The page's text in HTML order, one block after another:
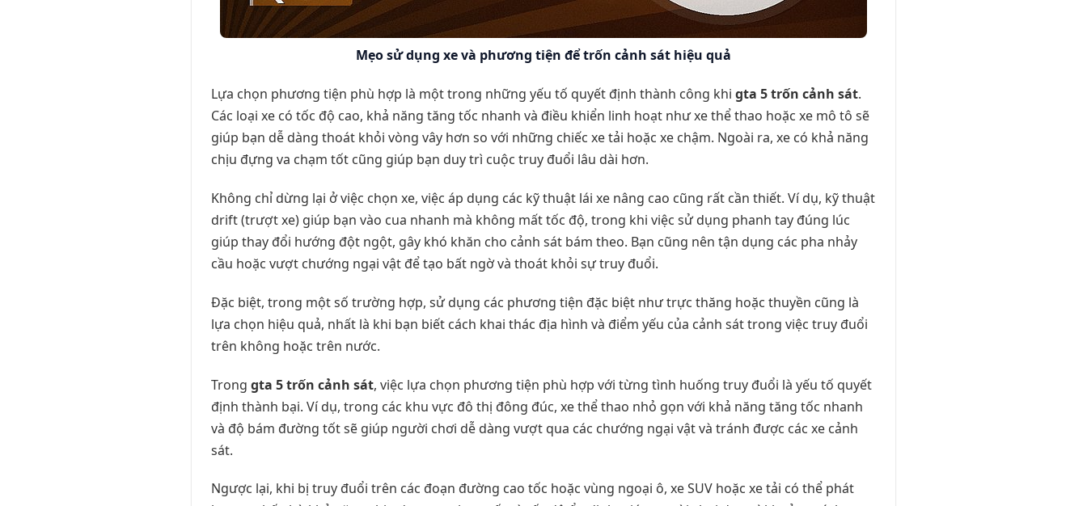
Mẹo sử dụng xe và phương tiện để trốn cảnh sát hiệu quả
Lựa chọn phương tiện phù hợp là một trong những yếu tố quyết định thành công khi gta 5 trốn cảnh sát.
Các loại xe có tốc độ cao, khả năng tăng tốc nhanh và điều khiển linh hoạt như xe thể thao hoặc xe mô tô sẽ
giúp bạn dễ dàng thoát khỏi vòng vây hơn so với những chiếc xe tải hoặc xe chậm. Ngoài ra, xe có khả năng
chịu đựng va chạm tốt cũng giúp bạn duy trì cuộc truy đuổi lâu dài hơn.
Không chỉ dừng lại ở việc chọn xe, việc áp dụng các kỹ thuật lái xe nâng cao cũng rất cần thiết. Ví dụ, kỹ thuật
drift (trượt xe) giúp bạn vào cua nhanh mà không mất tốc độ, trong khi việc sử dụng phanh tay đúng lúc
giúp thay đổi hướng đột ngột, gây khó khăn cho cảnh sát bám theo. Bạn cũng nên tận dụng các pha nhảy
cầu hoặc vượt chướng ngại vật để tạo bất ngờ và thoát khỏi sự truy đuổi.
Đặc biệt, trong một số trường hợp, sử dụng các phương tiện đặc biệt như trực thăng hoặc thuyền cũng là
lựa chọn hiệu quả, nhất là khi bạn biết cách khai thác địa hình và điểm yếu của cảnh sát trong việc truy đuổi
trên không hoặc trên nước.
Trong gta 5 trốn cảnh sát, việc lựa chọn phương tiện phù hợp với từng tình huống truy đuổi là yếu tố quyết
định thành bại. Ví dụ, trong các khu vực đô thị đông đúc, xe thể thao nhỏ gọn với khả năng tăng tốc nhanh
và độ bám đường tốt sẽ giúp người chơi dễ dàng vượt qua các chướng ngại vật và tránh được các xe cảnh
sát.
Ngược lại, khi bị truy đuổi trên các đoạn đường cao tốc hoặc vùng ngoại ô, xe SUV hoặc xe tải có thể phát